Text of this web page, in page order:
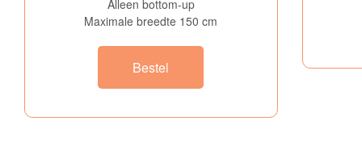
Alleen bottom-up
Maximale breedte 150 cm
Bestel